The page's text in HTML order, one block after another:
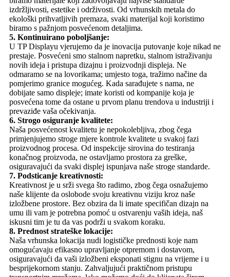
izdržljivosti, estetike i održivosti. Od vrhunskih metala do
ekološki prihvatljivih premaza, svaki materijal koji koristimo
biramo s pažnjom posvećenom detaljima.
5. Kontinuirano poboljšanje:
U TP Displayu vjerujemo da je inovacija putovanje koje nikad ne
prestaje. Posvećeni smo stalnom napretku, stalnom istraživanju
novih ideja i pristupa dizajnu i proizvodnji displeja. Ne
odmaramo se na lovorikama; umjesto toga, tražimo načine da
pomjerimo granice mogućeg. Kada sarađujete s nama, ne
dobijate samo displeje; imate koristi od kompanije koja je
posvećena tome da ostane u prvom planu trendova u industriji i
prevaziđe vaša očekivanja.
6. Strogo osiguranje kvalitete:
Naša posvećenost kvalitetu je nepokolebljiva, zbog čega
primjenjujemo stroge mjere kontrole kvalitete u svakoj fazi
proizvodnog procesa. Od inspekcije sirovina do testiranja
konačnog proizvoda, ne ostavljamo prostora za greške,
osiguravajući da svaki displej ispunjava naše stroge standarde.
7. Podsticanje kreativnosti:
Kreativnost je u srži svega što radimo, zbog čega osnažujemo
naše klijente da oslobode svoju kreativnu viziju kroz naše
izložbene prostore. Bez obzira da li imate specifičan dizajn na
umu ili vam je potrebna pomoć u ostvarenju vaših ideja, naš
iskusni tim je tu da vas podrži u svakom koraku.
8. Prednost strateške lokacije:
Naša vrhunska lokacija nudi logističke prednosti koje nam
omogućavaju efikasno upravljanje otpremom i dostavom,
osiguravajući da vaši izložbeni eksponati stignu na vrijeme i u
besprijekornom stanju. Zahvaljujući praktičnom pristupu